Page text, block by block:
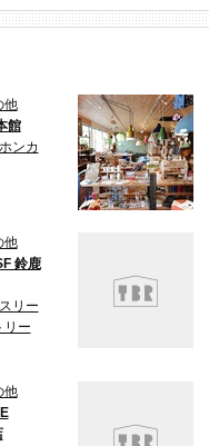
他
館
ンカ
他
鈴鹿
リー
リー
他